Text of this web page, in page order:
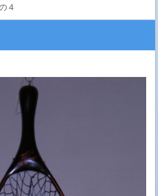
４